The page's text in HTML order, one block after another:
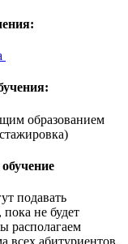
образованием
подавать
не будет
располагаем